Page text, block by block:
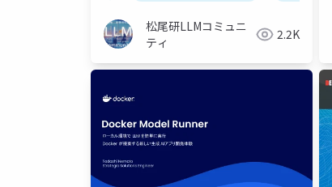
松尾研LLMコミュニ
ティ
2.2K